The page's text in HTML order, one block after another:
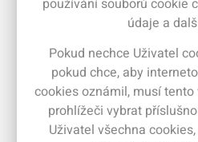
údaje a
Pokud nechce Uživatel
pokud chce, aby
cookies oznámil, musí
prohlížeči vybrat
Uživatel všechna